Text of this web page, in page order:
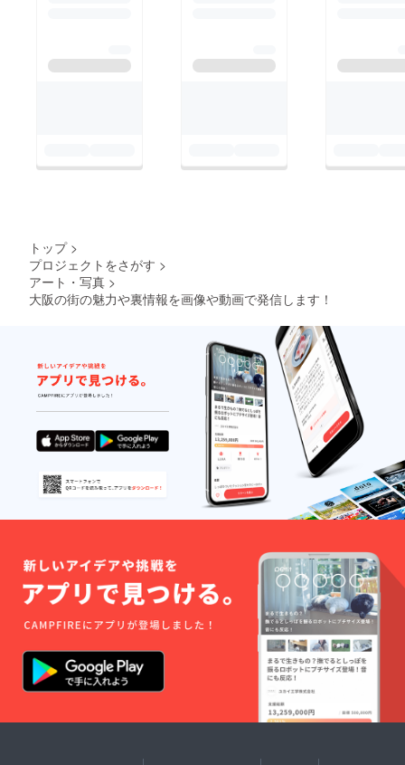
トップ >
プロジェクトをさがす >
アート・写真 >
大阪の街の魅力や裏情報を画像や動画で発信します！